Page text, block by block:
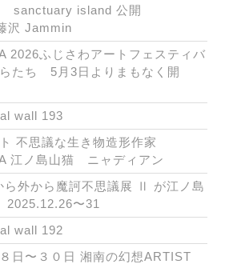
sanctuary island 公開
沢 Jammin
2026ふじさわアートフェスティバ
たち 5月3日よりまもなく開
wall 193
不思議な生き物造形作家
江ノ島山猫 ニャディアン
外から魔訶不思議展 Ⅱ が江ノ島
〜31
wall 192
日〜３０日 湘南の幻想ARTIST